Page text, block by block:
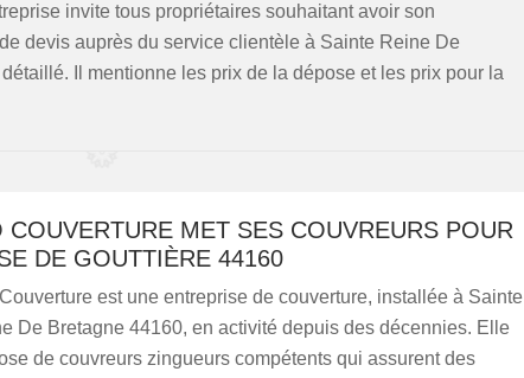
invite tous propriétaires souhaitant avoir son
devis auprès du service clientèle à Sainte Reine De
Il mentionne les prix de la dépose et les prix pour la
COUVERTURE MET SES COUVREURS POUR
DE GOUTTIÈRE 44160
Couverture est une entreprise de couverture, installée à Sainte
De Bretagne 44160, en activité depuis des décennies. Elle
de couvreurs zingueurs compétents qui assurent des